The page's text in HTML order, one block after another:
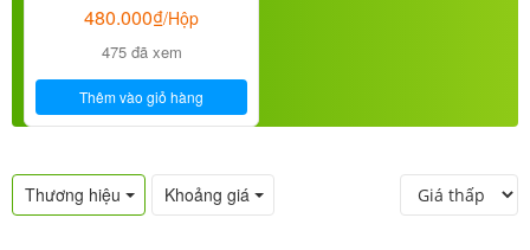
480.000₫/Hộp
475 đã xem
Thêm vào giỏ hàng
Thương hiệu Khoảng giá